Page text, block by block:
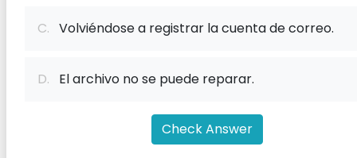
C. Volviéndose a registrar la cuenta de correo.
D. El archivo no se puede reparar.
Check Answer